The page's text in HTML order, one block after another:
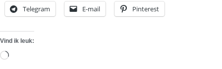
Telegram E-mail Pinterest
Vind ik leuk:
Aan